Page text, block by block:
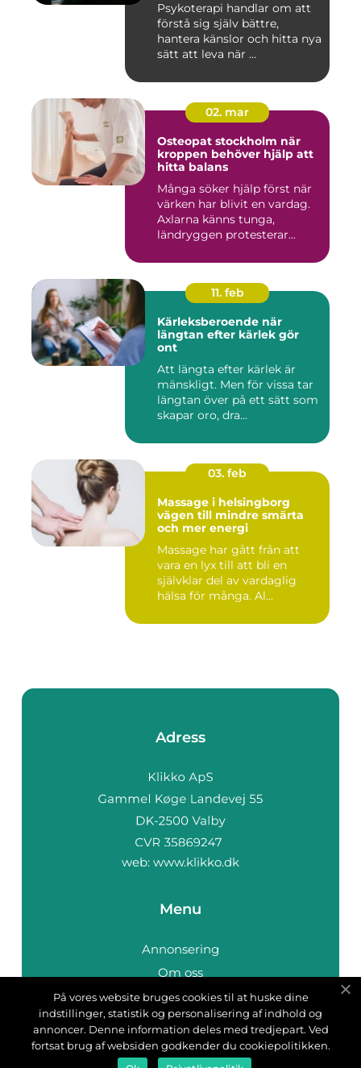
Psykoterapi handlar om att
förstå sig själv bättre,
hantera känslor och hitta nya
sätt att leva när ...
02. mar
Osteopat stockholm när
kroppen behöver hjälp att
hitta balans
Många söker hjälp först när
värken har blivit en vardag.
Axlarna känns tunga,
ländryggen protesterar...
11. feb
Kärleksberoende när
längtan efter kärlek gör
ont
Att längta efter kärlek är
mänskligt. Men för vissa tar
längtan över på ett sätt som
skapar oro, dra...
03. feb
Massage i helsingborg
vägen till mindre smärta
och mer energi
Massage har gått från att
vara en lyx till att bli en
självklar del av vardaglig
hälsa för många. Al...
Adress
web: www.klikko.dk
Menu
Annonsering
Om oss
Cookies
Kontakta oss
Sitemap
På vores website bruges cookies til at huske dine
indstillinger, statistik og personalisering af indhold og
annoncer. Denne information deles med tredjepart. Ved
fortsat brug af websiden godkender du cookiepolitikken.